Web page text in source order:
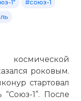
1"
#союз-1
роковым.
стартовал
1”. После